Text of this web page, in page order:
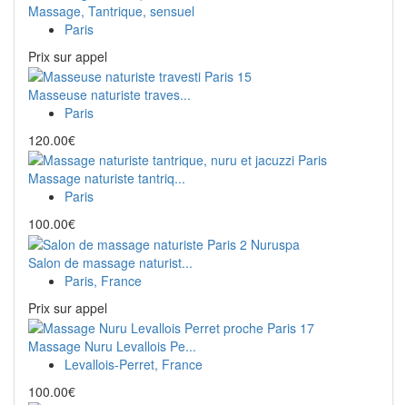
Massage, Tantrique, sensuel
Paris
Prix ​​sur appel
Masseuse naturiste traves...
Paris
120.00€
Massage naturiste tantriq...
Paris
100.00€
Salon de massage naturist...
Paris, France
Prix ​​sur appel
Massage Nuru Levallois Pe...
Levallois-Perret, France
100.00€